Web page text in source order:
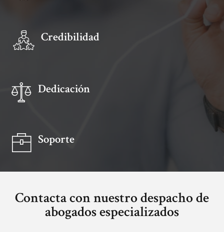
Credibilidad
Dedicación
Soporte
Contacta con nuestro despacho de
abogados especializados